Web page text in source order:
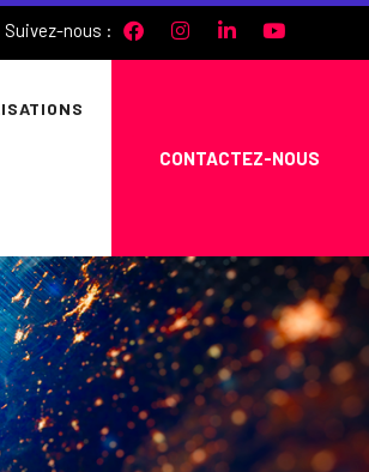
Suivez-nous :
CONTACTEZ-NOUS